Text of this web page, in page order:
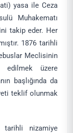
yasa ile Ceza
Muhakematı
takip eder. Her
1876 tarihli
Meclisinin
edilmek üzere
başlığında da
teklif olunmak
tarihli nizamiye